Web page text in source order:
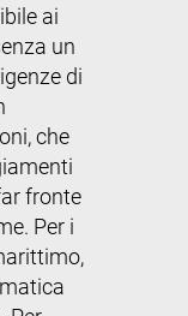
ai
un
di
che
fronte
Per i